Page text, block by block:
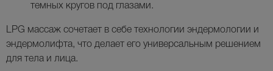
темных кругов под глазами.
LPG массаж сочетает в себе технологии эндермологии и
эндермолифта, что делает его универсальным решением
для тела и лица.